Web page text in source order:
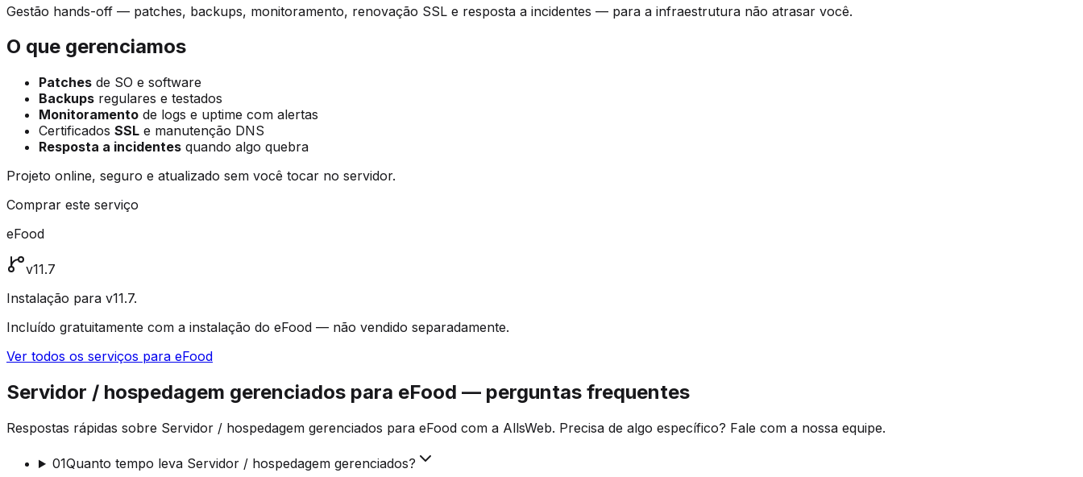
Gestão hands-off — patches, backups, monitoramento, renovação SSL e resposta a incidentes — para a infraestrutura não atrasar você.
O que gerenciamos
Patches de SO e software
Backups regulares e testados
Monitoramento de logs e uptime com alertas
Certificados SSL e manutenção DNS
Resposta a incidentes quando algo quebra
Projeto online, seguro e atualizado sem você tocar no servidor.
Comprar este serviço
eFood
v11.7
Instalação para v11.7.
Incluído gratuitamente com a instalação do eFood — não vendido separadamente.
Ver todos os serviços para eFood
Servidor / hospedagem gerenciados para eFood — perguntas frequentes
Respostas rápidas sobre Servidor / hospedagem gerenciados para eFood com a AllsWeb. Precisa de algo específico? Fale com a nossa equipe.
01Quanto tempo leva Servidor / hospedagem gerenciados?